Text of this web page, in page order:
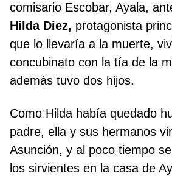
comisario Escobar, Ayala,
Hilda Diez, protagonista
que lo llevaría a la muerte,
concubinato con la tía de la
además tuvo dos hijos.
Como Hilda había quedado
padre, ella y sus hermanos
Asunción, y al poco tiempo
los sirvientes en la casa de